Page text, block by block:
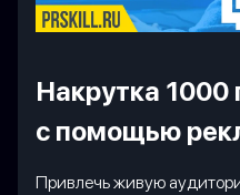
Накрутка 1000
с помощью
Привлечь живую